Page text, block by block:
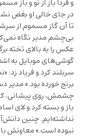
و فردا باز از نو و باز
در جای خالی او بغض
تا آن گاز مسموم از
بی‌چشم مدیر نگاه
عکس را به بالای تخته
گوشی‌های موبایل به
سربلند کرد و فریاد
برنج خورده بود.»
چشمش، روی پیشانی‌،
باز و بسته کرد و لای
نداشته‌ایم. چنین
نبوده است.» معاونش